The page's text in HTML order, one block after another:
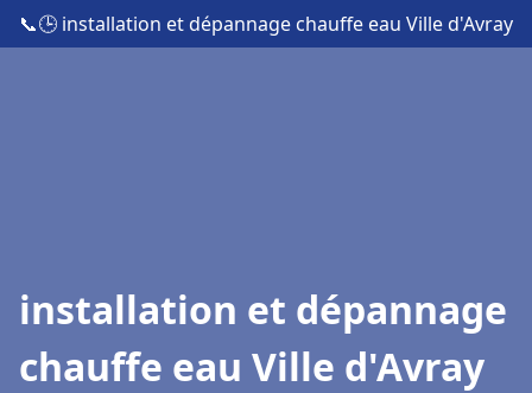
📞🕒 installation et dépannage chauffe eau Ville d'Avray
installation et dépannage
chauffe eau Ville d'Avray